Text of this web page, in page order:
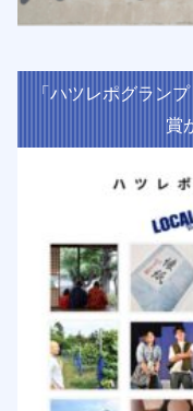
「ハツレポグラン
賞